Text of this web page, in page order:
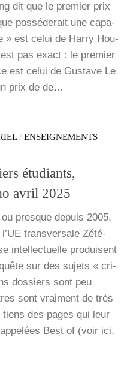
dit que le pre­mier prix
pos­sé­de­rait une capa­
» est celui de Har­ry Hou­
pas exact : le pre­mier
est celui de Gus­tave Le
prix de de…
/ ENSEIGNEMENTS
étudiants,
avril 2025
presque depuis 2005,
l’UE trans­ver­sale Zété­
intel­lec­tuelle pro­duisent
sur des sujets « cri­
dos­siers sont peu
sont vrai­ment de très
des pages qui leur
Best of (voir ici,